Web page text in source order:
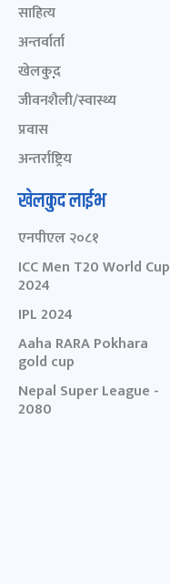
साहित्य
अन्तर्वार्ता
खेलकुद़़
जीवनशैली/स्वास्थ्य
प्रवास
अन्तर्राष्ट्रिय
खेलकुद लाईभ
एनपीएल २०८१
ICC Men T20 World Cup
2024
IPL 2024
Aaha RARA Pokhara
gold cup
Nepal Super League -
2080